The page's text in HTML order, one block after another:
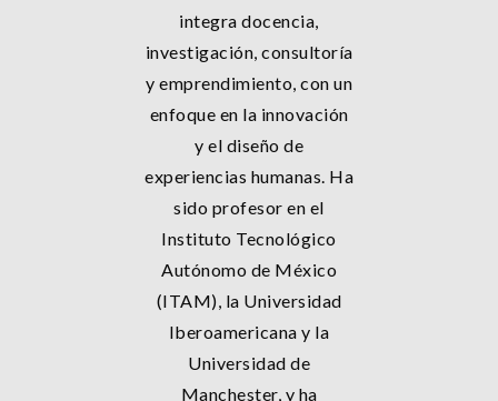
integra docencia,
investigación, consultoría
y emprendimiento, con un
enfoque en la innovación
y el diseño de
experiencias humanas. Ha
sido profesor en el
Instituto Tecnológico
Autónomo de México
(ITAM), la Universidad
Iberoamericana y la
Universidad de
Manchester, y ha